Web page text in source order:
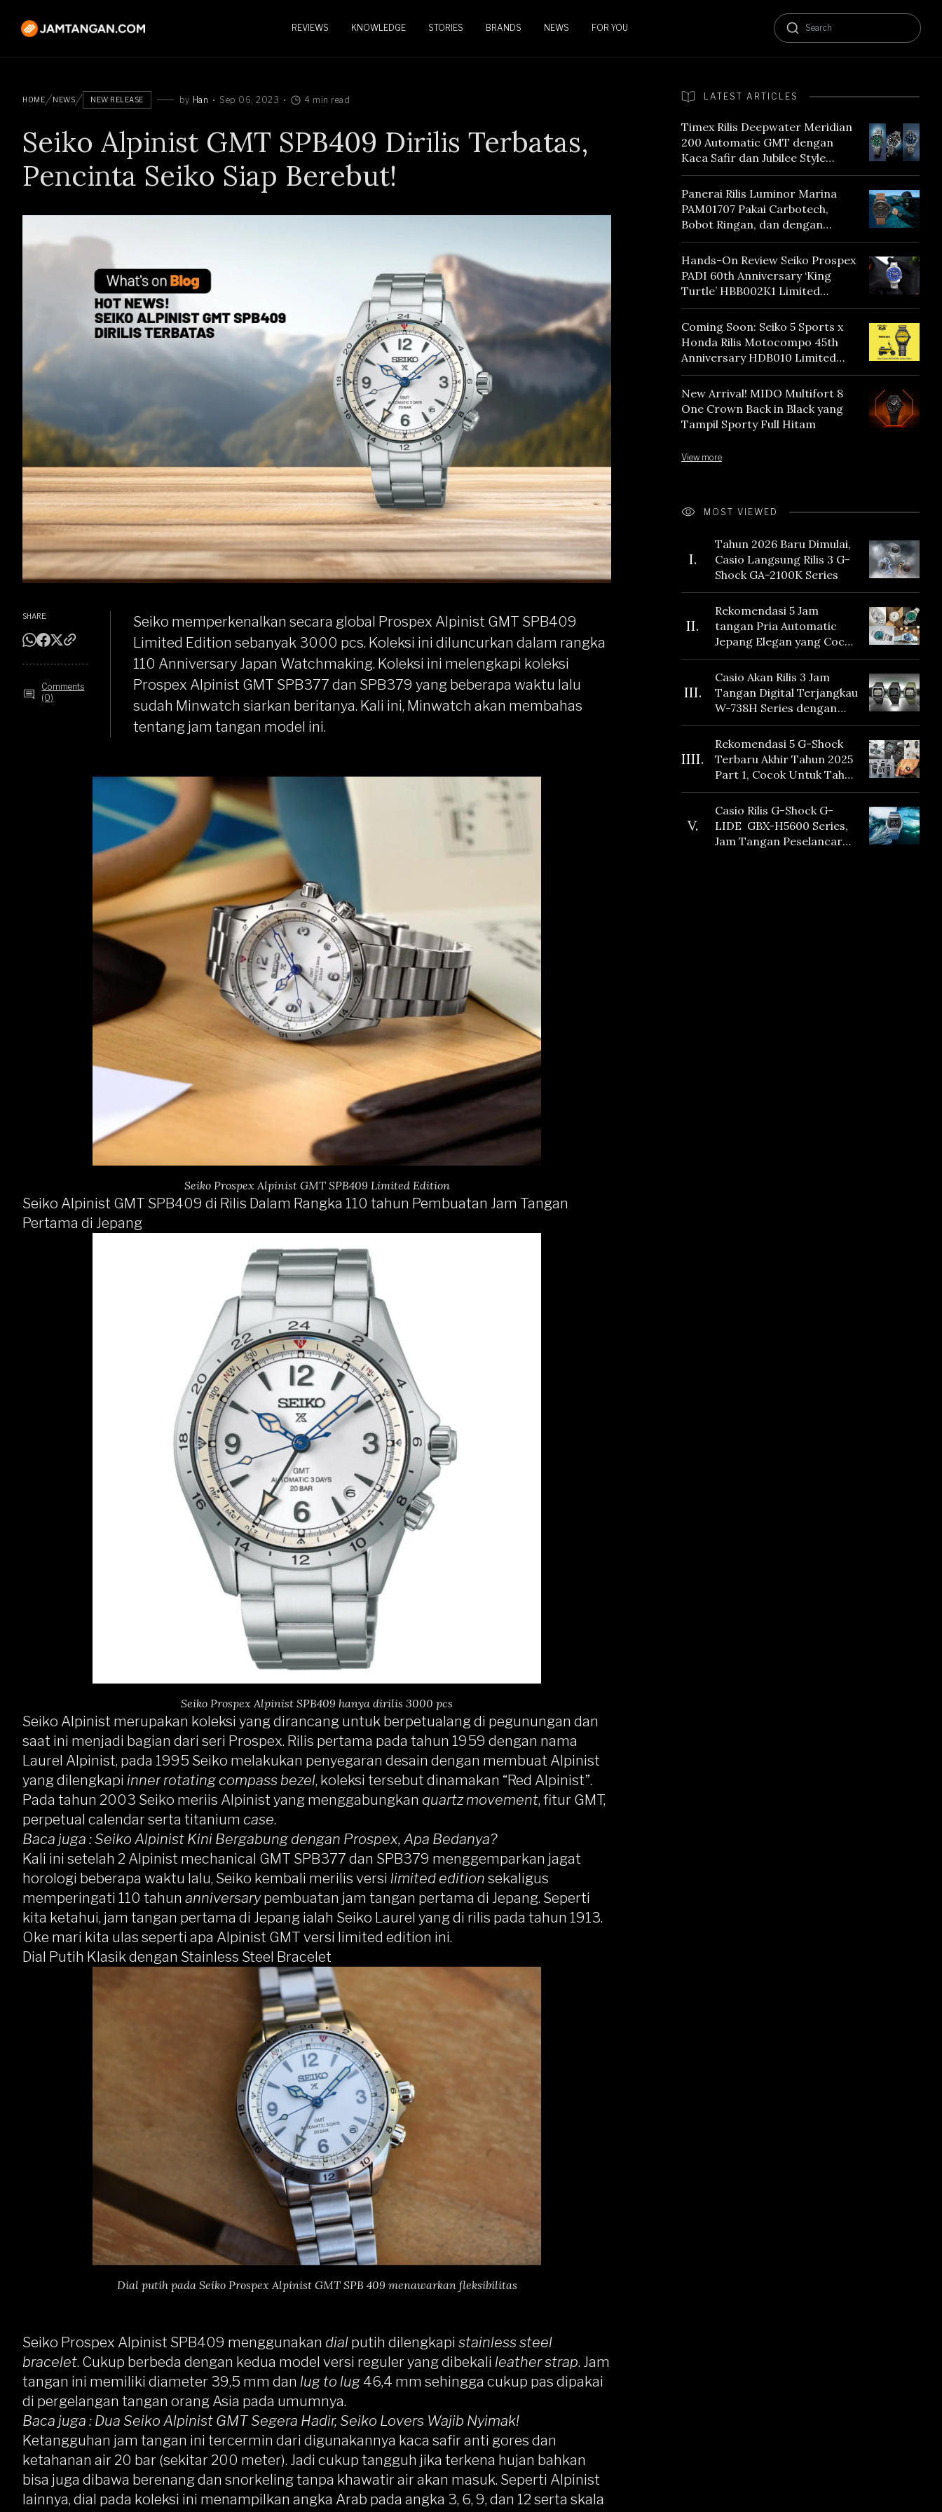
REVIEWS KNOWLEDGE STORIES BRANDS NEWS FOR YOU
HOME NEWS NEW RELEASE by Han Sep 06, 2023 4 min read
Seiko Alpinist GMT SPB409 Dirilis Terbatas,
Pencinta Seiko Siap Berebut!
SHARE:
Comments
(0)
Seiko memperkenalkan secara global Prospex Alpinist GMT SPB409
Limited Edition sebanyak 3000 pcs. Koleksi ini diluncurkan dalam rangka
110 Anniversary Japan Watchmaking. Koleksi ini melengkapi koleksi
Prospex Alpinist GMT SPB377 dan SPB379 yang beberapa waktu lalu
sudah Minwatch siarkan beritanya. Kali ini, Minwatch akan membahas
tentang jam tangan model ini.
Seiko Prospex Alpinist GMT SPB409 Limited Edition
Seiko Alpinist GMT SPB409 di Rilis Dalam Rangka 110 tahun Pembuatan Jam Tangan
Pertama di Jepang
Seiko Prospex Alpinist SPB409 hanya dirilis 3000 pcs
Seiko Alpinist merupakan koleksi yang dirancang untuk berpetualang di pegunungan dan
saat ini menjadi bagian dari seri Prospex. Rilis pertama pada tahun 1959 dengan nama
Laurel Alpinist, pada 1995 Seiko melakukan penyegaran desain dengan membuat Alpinist
yang dilengkapi inner rotating compass bezel, koleksi tersebut dinamakan “Red Alpinist”.
Pada tahun 2003 Seiko meriis Alpinist yang menggabungkan quartz movement, fitur GMT,
perpetual calendar serta titanium case.
Baca juga :Seiko Alpinist Kini Bergabung dengan Prospex, Apa Bedanya?
Kali ini setelah 2 Alpinist mechanical GMT SPB377 dan SPB379 menggemparkan jagat
horologi beberapa waktu lalu, Seiko kembali merilis versi limited edition sekaligus
memperingati 110 tahun anniversarypembuatan jam tangan pertama di Jepang. Seperti
kita ketahui, jam tangan pertama di Jepang ialah Seiko Laurel yang di rilis pada tahun 1913.
Oke mari kita ulas seperti apa Alpinist GMT versi limited edition ini.
Dial Putih Klasik dengan Stainless Steel Bracelet
Dial putih pada Seiko Prospex Alpinist GMT SPB 409 menawarkan fleksibilitas
Seiko Prospex Alpinist SPB409 menggunakan dial putih dilengkapi stainless steel
bracelet. Cukup berbeda dengan kedua model versi reguler yang dibekali leather strap. Jam
tangan ini memiliki diameter 39,5 mm dan lug to lug 46,4 mm sehingga cukup pas dipakai
di pergelangan tangan orang Asia pada umumnya.
Baca juga : Dua Seiko Alpinist GMT Segera Hadir, Seiko Lovers Wajib Nyimak!
Ketangguhan jam tangan ini tercermin dari digunakannya kaca safir anti gores dan
ketahanan air 20 bar (sekitar 200 meter). Jadi cukup tangguh jika terkena hujan bahkan
bisa juga dibawa berenang dan snorkeling tanpa khawatir air akan masuk. Seperti Alpinist
lainnya, dial pada koleksi ini menampilkan angka Arab pada angka 3, 6, 9, dan 12 serta skala
LATEST ARTICLES
Timex Rilis Deepwater Meridian
200 Automatic GMT dengan
Kaca Safir dan Jubilee Style
Bracelet
Panerai Rilis Luminor Marina
PAM01707 Pakai Carbotech,
Bobot Ringan, dan dengan
Vintage Vibes
Hands-On Review Seiko Prospex
PADI 60th Anniversary ‘King
Turtle’ HBB002K1 Limited
Edition
Coming Soon: Seiko 5 Sports x
Honda Rilis Motocompo 45th
Anniversary HDB010 Limited
Edition
New Arrival! MIDO Multifort 8
One Crown Back in Black yang
Tampil Sporty Full Hitam
View more
MOST VIEWED
I.
Tahun 2026 Baru Dimulai,
Casio Langsung Rilis 3 G-
Shock GA-2100K Series
II.
Rekomendasi 5 Jam
tangan Pria Automatic
Jepang Elegan yang Cocok
Dikoleksi di 2026
III.
Casio Akan Rilis 3 Jam
Tangan Digital Terjangkau
W-738H Series dengan
Masa Baterai 10 Tahun
dan Fitur Vibration
IIII.
Rekomendasi 5 G-Shock
Terbaru Akhir Tahun 2025
Part 1, Cocok Untuk Tahun
Baru!
V.
Casio Rilis G-Shock G-
LIDE GBX-H5600 Series,
Jam Tangan Peselancar